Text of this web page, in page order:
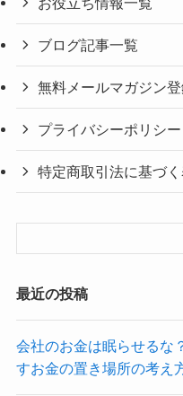
ブログ記事一覧
無料メールマガジン
プライバシーポリシー
特定商取引法に基づ
最近の投稿
会社のお金は眠らせるな
すお金の置き場所の考え